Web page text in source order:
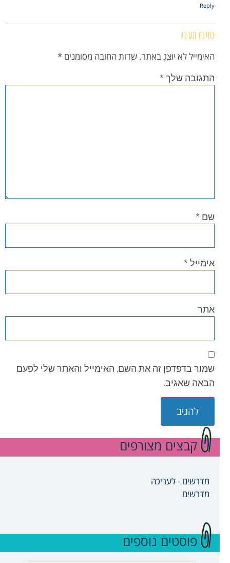
Reply
כתיבת תגובה
האימייל לא יוצג באתר. שדות החובה מסומנים *
התגובה שלך *
שם *
אימייל *
אתר
שמור בדפדפן זה את השם, האימייל והאתר שלי לפעם
הבאה שאגיב.
קבצים מצורפים
מדרשים - לעריכה
מדרשים
פוסטים נוספים